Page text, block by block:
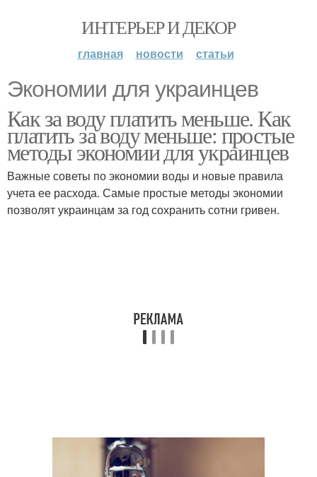
ИНТЕРЬЕР И ДЕКОР
главная новости статьи
Экономии для украинцев
Как за воду платить меньше. Как
платить за воду меньше: простые
методы экономии для украинцев
Важные советы по экономии воды и новые правила
учета ее расхода. Самые простые методы экономии
позволят украинцам за год сохранить сотни гривен.